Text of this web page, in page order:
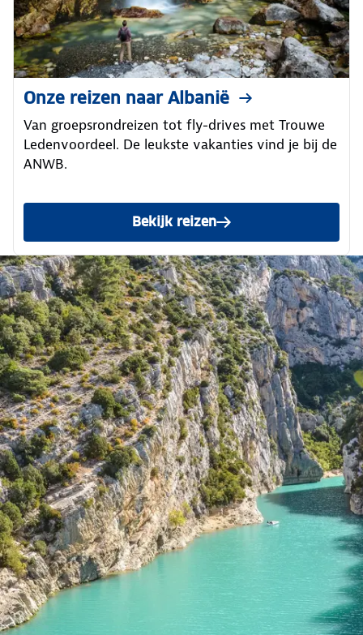
Onze reizen naar Albanië
Van groepsrondreizen tot fly-drives met Trouwe
Ledenvoordeel. De leukste vakanties vind je bij de
ANWB.
Bekijk reizennaar Albanië